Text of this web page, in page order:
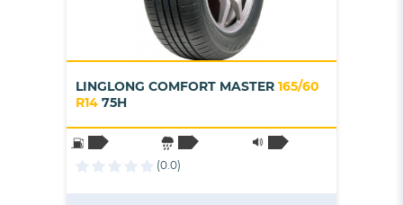
LINGLONG COMFORT MASTER 165/60
R14 75H
(0.0)